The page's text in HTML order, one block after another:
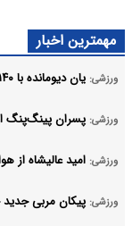
مهمترین اخبار
ورزشی: یان دیومانده با ۱۴۰ میلیون یورو به رئال مادرید پیوست
ورزشی: پسران پینگ‌پنگ
ورزشی: امید عالیشاه از
ورزشی: پیکان مربی جدید